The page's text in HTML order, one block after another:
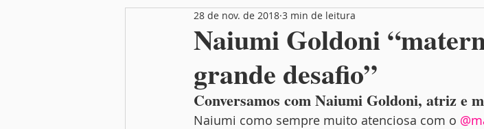
Festas MamãeBox Entrevista
Naiumi Goldoni
grande desafio”
28 de nov. de 2018 3 min de leitura
Conversamos com Naiumi Goldoni, atriz e
Naiumi como sempre muito atenciosa com o